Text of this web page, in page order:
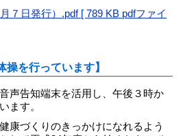
７日発行）.pdf [ 789 KB pdfファイ
操を行っています】
声告知端末を活用し、午後３時か
ます。
康づくりのきっかけになれるよう